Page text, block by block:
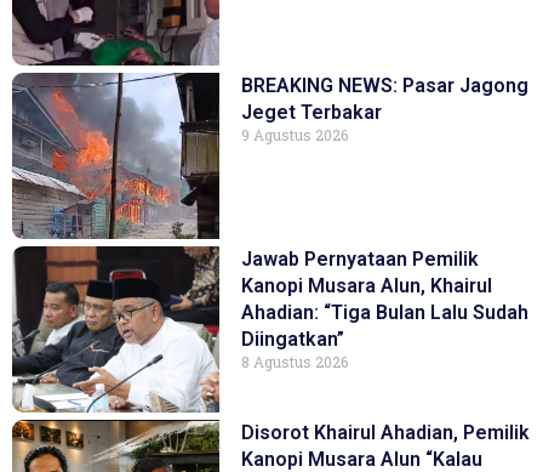
BREAKING NEWS: Pasar Jagong
Jeget Terbakar
9 Agustus 2026
Jawab Pernyataan Pemilik
Kanopi Musara Alun, Khairul
Ahadian: “Tiga Bulan Lalu Sudah
Diingatkan”
8 Agustus 2026
Disorot Khairul Ahadian, Pemilik
Kanopi Musara Alun “Kalau